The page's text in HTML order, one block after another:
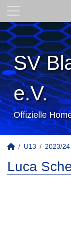
SV
e.V.
Offizielle
U13 2023/24
Luca